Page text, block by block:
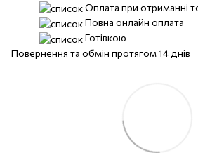
Оплата при отриманні
Повна онлайн оплата
Готівкою
Повернення та обмін протягом 14 днів